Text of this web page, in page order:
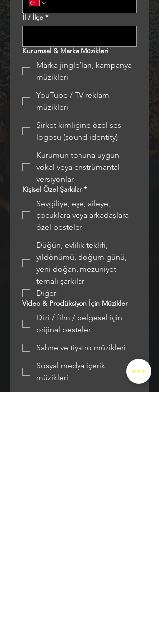
İl / İlçe *
Kurumsal & Marka Müzikleri
Marka jingle’ları, kampanya
müzikleri
YouTube / TV reklam
müzikleri
Şirket kimliğine özel ses
logosu (sound identity)
Kurumun tonuna uygun
vokal veya enstrümantal
versiyonlar
Kişisel Özel Şarkılar *
Sevgiliye, eşe, aileye,
çocuklara veya arkadaşlara
özel besteler
Düğün, evlilik teklifi,
yıldönümü, doğum günü,
yeni doğan, mezuniyet
temalı şarkılar
Diğer
Video & Prodüksiyon İçin Müzikler
Dizi / film / belgesel için
orijinal besteler
Sahne ve tiyatro müzikleri
Sosyal medya içerik
müzikleri